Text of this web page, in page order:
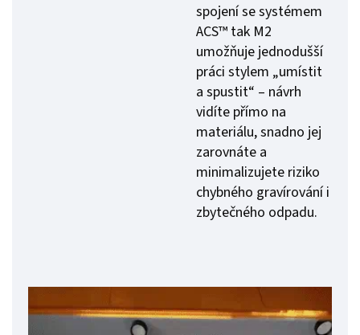
spojení se systémem
ACS™ tak M2
umožňuje jednodušší
práci stylem „umístit
a spustit“ – návrh
vidíte přímo na
materiálu, snadno jej
zarovnáte a
minimalizujete riziko
chybného gravírování i
zbytečného odpadu.